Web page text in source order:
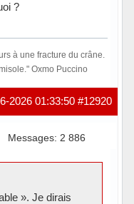
?
à une fracture du crâne.
Oxmo Puccino
#12920
2026 01:33:50
Messages: 2 886
». Je dirais